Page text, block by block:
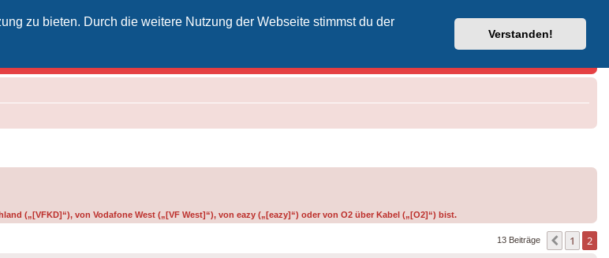
zu bieten. Durch die weitere Nutzung der Webseite stimmst du der
Verstanden!
Vodafone-Kabel-Helpdesk
(„[VFKD]“), von Vodafone West („[VF West]“), von eazy („[eazy]“) oder von O2 über Kabel („[O2]“) bist.
13 Beiträge 1 2